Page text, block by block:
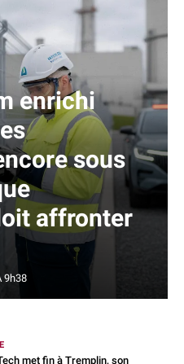
enrichi
sous
affronter
9h38
met fin à Tremplin, son